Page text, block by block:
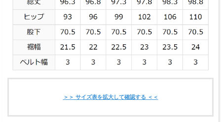
＞＞ サイズ表を拡大して確認する ＜＜